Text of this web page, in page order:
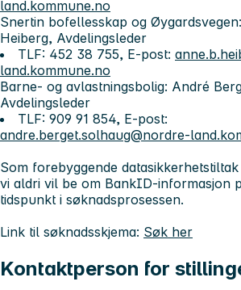
land.kommune.no
Snertin bofellesskap og
Heiberg, Avdelingsleder
TLF: 452 38 755, E-post:
land.kommune.no
Barne- og avlastningsbolig: André
Avdelingsleder
TLF: 909 91 854, E-post:
andre.berget.solhaug@nordre-
Som forebyggende
vi aldri vil be om BankID-informasjon
tidspunkt i søknadsprosessen.
Link til søknadsskjema: Søk her
Kontaktperson for